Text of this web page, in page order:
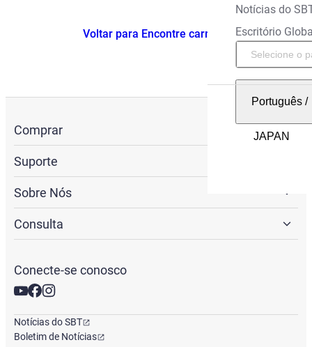
Notícias do
Escritório
Português/
Voltar para Encontre carros
Comprar
Suporte
Sobre Nós
Consulta
Conecte-se conosco
Notícias do SBT
Boletim de Notícias